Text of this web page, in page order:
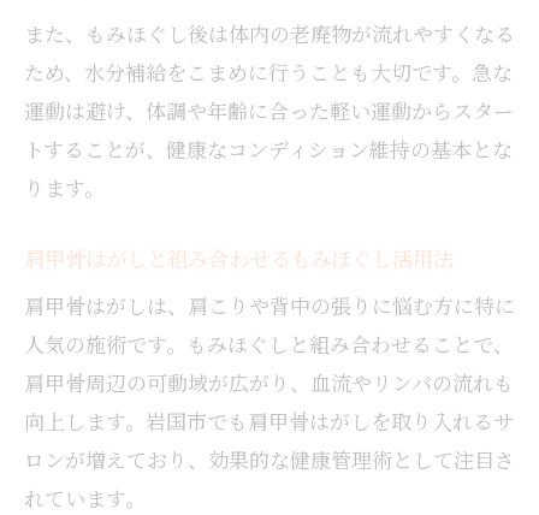
肩甲骨周りの柔軟性を高める運動ポイント
もみほぐしとストレッチ両立のメリット解
説
施術後に安全なストレッチを行うコツ
岩国市で健康管理を実現する秘訣
もみほぐしと運動を活かす生活習慣とは
ン
肩甲骨はがしを取り入れたケアのすすめ
筋膜リリース後のセルフ管理ポイント紹介
もみほぐし施術後の健康維持の工夫を解説
運動を通じてもみほぐし効果を高める方法
また、もみほぐし後は体内の老廃物が流れやすくなる
ため、水分補給をこまめに行うことも大切です。急な
運動は避け、体調や年齢に合った軽い運動からスター
トすることが、健康なコンディション維持の基本とな
ります。
肩甲骨はがしと組み合わせるもみほぐし活用法
肩甲骨はがしは、肩こりや背中の張りに悩む方に特に
人気の施術です。もみほぐしと組み合わせることで、
肩甲骨周辺の可動域が広がり、血流やリンパの流れも
向上します。岩国市でも肩甲骨はがしを取り入れるサ
ロンが増えており、効果的な健康管理術として注目さ
れています。